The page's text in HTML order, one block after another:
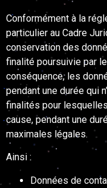
Conformément à la
particulier au Cadre
conservation des
finalité poursuivie par
conséquence, les
pendant une durée qui
finalités pour
cause, pendant une
maximales légales.
Ainsi :
Données de